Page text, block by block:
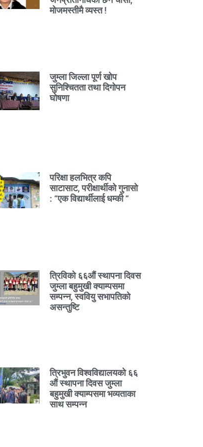
मोजमस्तीमै व्यस्त !
जुम्ला जिल्ला पूर्ण खोप
सुनिश्चितता तथा दिगोपन
घोषणा
परिक्षा हलभित्र कपि
साटासाट, परीक्षार्थीको गुनासो
: “एक विद्यार्थीलाई धम्की “
त्रिविको ६६औं स्थापना दिवस
जुम्ला बहुमुखी क्याम्पसमा
सम्पन्न, स्ववियु सभापतिको
असन्तुष्टि
त्रिभुवन विश्वविद्यालयको ६६
औं स्थापना दिवस जुम्ला
बहुमुखी क्याम्पसमा भव्यताका
साथ सम्पन्न